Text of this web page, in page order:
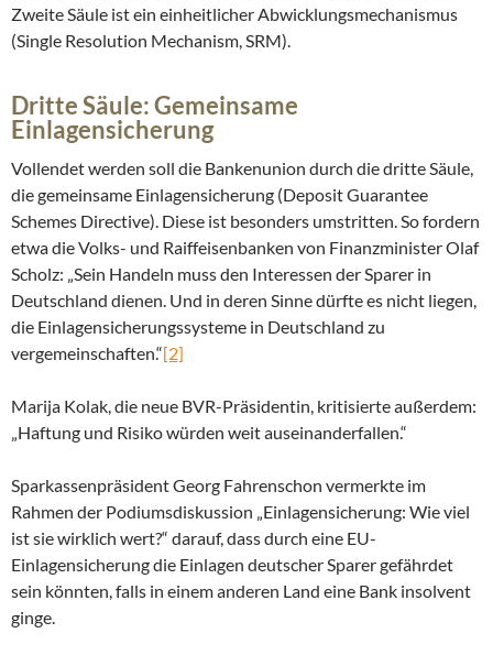
Zweite Säule ist ein einheitlicher Abwicklungsmechanismus
(Single Resolution Mechanism, SRM).
Dritte Säule: Gemeinsame
Einlagensicherung
Vollendet werden soll die Bankenunion durch die dritte Säule,
die gemeinsame Einlagensicherung (Deposit Guarantee
Schemes Directive). Diese ist besonders umstritten. So fordern
etwa die Volks- und Raiffeisenbanken von Finanzminister Olaf
Scholz: „Sein Handeln muss den Interessen der Sparer in
Deutschland dienen. Und in deren Sinne dürfte es nicht liegen,
die Einlagensicherungssysteme in Deutschland zu
vergemeinschaften.“[2]
Marija Kolak, die neue BVR-Präsidentin, kritisierte außerdem:
„Haftung und Risiko würden weit auseinanderfallen.“
Sparkassenpräsident Georg Fahrenschon vermerkte im
Rahmen der Podiumsdiskussion „Einlagensicherung: Wie viel
ist sie wirklich wert?“ darauf, dass durch eine EU-
Einlagensicherung die Einlagen deutscher Sparer gefährdet
sein könnten, falls in einem anderen Land eine Bank insolvent
ginge.